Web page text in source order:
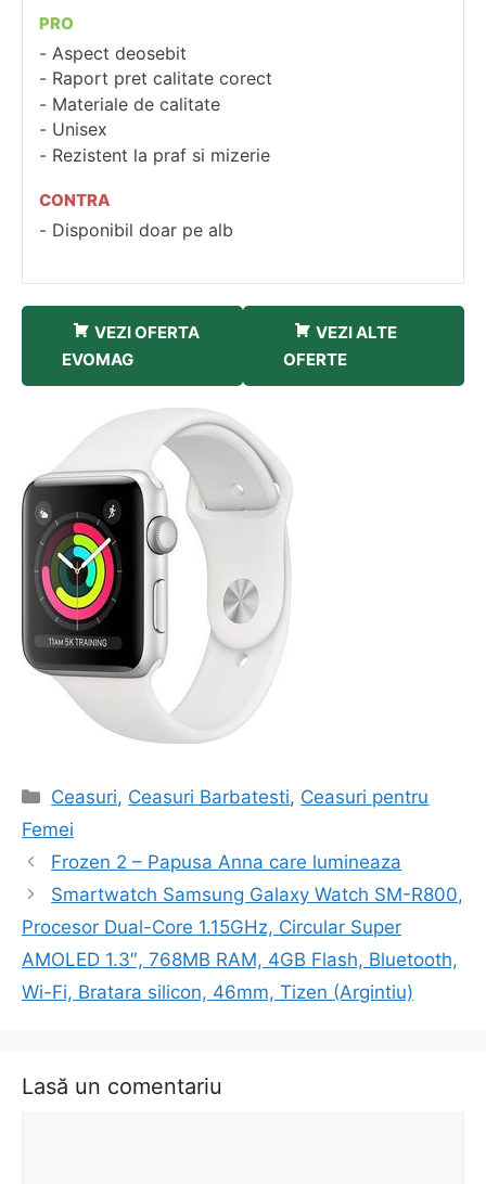
PRO
Aspect deosebit
Raport pret calitate corect
Materiale de calitate
Unisex
Rezistent la praf si mizerie
CONTRA
Disponibil doar pe alb
VEZI OFERTA
EVOMAG
VEZI ALTE
OFERTE
Categorii
Ceasuri, Ceasuri Barbatesti, Ceasuri pentru
Femei
Navigare
în
Frozen 2 – Papusa Anna care lumineaza
Smartwatch Samsung Galaxy Watch SM-R800,
Procesor Dual-Core 1.15GHz, Circular Super
AMOLED 1.3″, 768MB RAM, 4GB Flash, Bluetooth,
Wi-Fi, Bratara silicon, 46mm, Tizen (Argintiu)
Lasă un comentariu